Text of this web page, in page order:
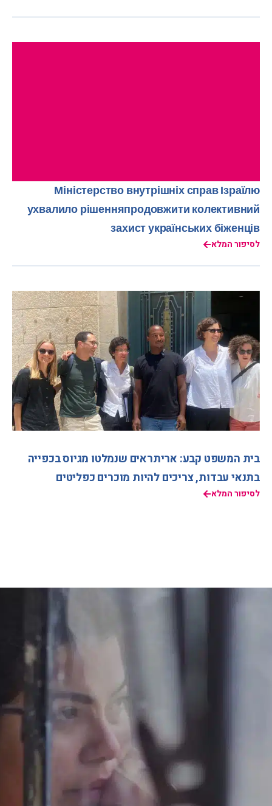
Міністерство внутрішніх справ Ізраїлю
ухвалило рішенняпродовжити колективний
захист українських біженців
לסיפור המלא
בית המשפט קבע: אריתראים שנמלטו מגיוס בכפייה
בתנאי עבדות, צריכים להיות מוכרים כפליטים
לסיפור המלא